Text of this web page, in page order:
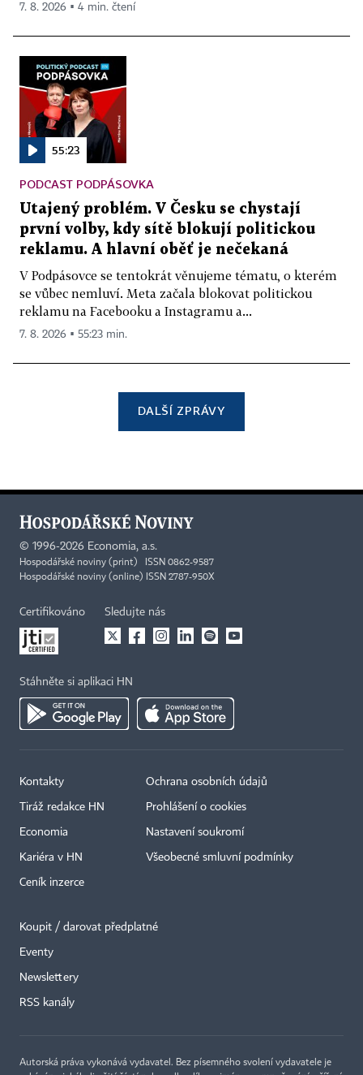
7. 8. 2026 ▪ 4 min. čtení
55:23
PODCAST PODPÁSOVKA
Utajený problém. V Česku se chystají
první volby, kdy sítě blokují politickou
reklamu. A hlavní oběť je nečekaná
V Podpásovce se tentokrát věnujeme tématu, o kterém
se vůbec nemluví. Meta začala blokovat politickou
reklamu na Facebooku a Instagramu a...
7. 8. 2026 ▪ 55:23 min.
DALŠÍ ZPRÁVY
© 1996-2026 Economia, a.s.
Hospodářské noviny (print) ISSN 0862-9587
Hospodářské noviny (online) ISSN 2787-950X
Certifikováno Sledujte nás
Stáhněte si aplikaci HN
Kontakty
Tiráž redakce HN
Economia
Kariéra v HN
Ceník inzerce
Ochrana osobních údajů
Prohlášení o cookies
Nastavení soukromí
Všeobecné smluvní podmínky
Koupit / darovat předplatné
Eventy
Newslettery
RSS kanály
Autorská práva vykonává vydavatel. Bez písemného svolení vydavatele je